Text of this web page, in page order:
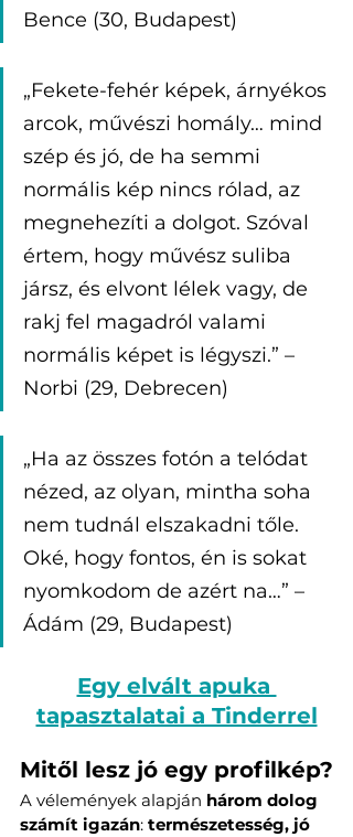
Bence (30, Budapest)
„Fekete-fehér képek, árnyékos
arcok, művészi homály… mind
szép és jó, de ha semmi
normális kép nincs rólad, az
megnehezíti a dolgot. Szóval
értem, hogy művész suliba
jársz, és elvont lélek vagy, de
rakj fel magadról valami
normális képet is légyszi.” –
Norbi (29, Debrecen)
„Ha az összes fotón a telódat
nézed, az olyan, mintha soha
nem tudnál elszakadni tőle.
Oké, hogy fontos, én is sokat
nyomkodom de azért na…” –
Ádám (29, Budapest)
Egy elvált apuka
tapasztalatai a Tinderrel
Mitől lesz jó egy profilkép?
A vélemények alapján három dolog
számít igazán: természetesség, jó